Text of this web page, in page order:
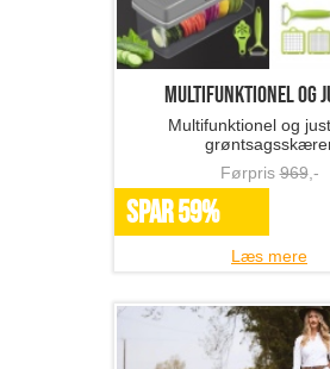
Multifunktionel og
Multifunktionel og
Førpris969,-
SPAR 59%
Læs mere